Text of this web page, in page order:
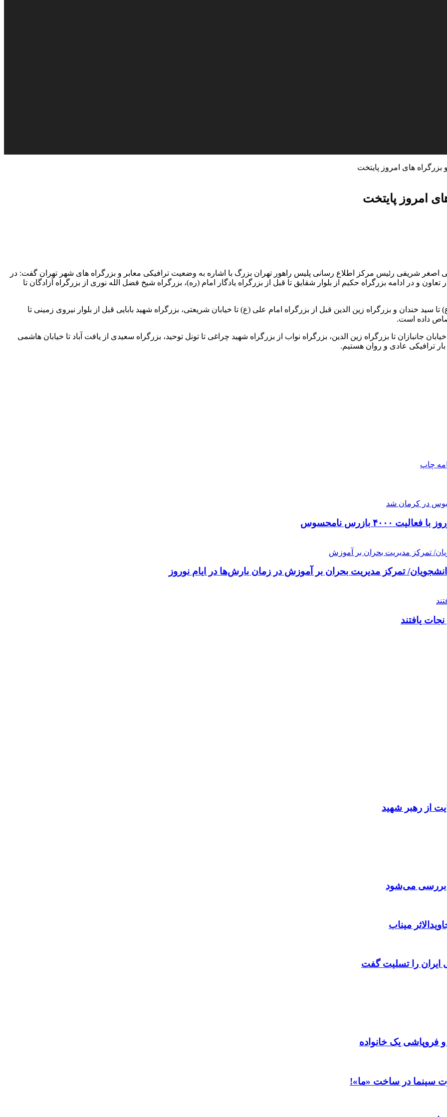
بزرگراه های امروز پایتخت
امروز پایتخت
شریفی رئیس مرکز اطلاع رسانی پلیس راهور تهران بزرگ با اشاره به وضعیت ترافیکی معابر و بزرگراه های شهر تهران گفت: در
و در ادامه بزرگراه حکیم از بلوار شقایق تا قبل از بزرگراه یادگار امام (ره)، بزرگراه شیخ فضل الله نوری از بزرگراه آزادگان تا
خندان و بزرگراه زین الدین قبل از بزرگراه امام علی (ع) تا خیابان شریعتی، بزرگراه شهید بابایی قبل از بلوار نیروی زمینی تا
داده است.
تا بزرگراه زین الدین، بزرگراه نواب از بزرگراه شهید چراغی تا تونل توحید، بزرگراه سعیدی از یافت آباد تا خیابان هاشمی
ترافیکی عادی و روان هستیم.
چاپ
بازرس نامحسوس
تمرکز مدیریت بحران بر آموزش‌ در زمان بارش‌ها در ایام نوروز
از رهبر شهید
بررسی می‌شود
میناب
را تسلیت گفت
فروپاشی یک خانواده
سینما در ساخت «ما»!